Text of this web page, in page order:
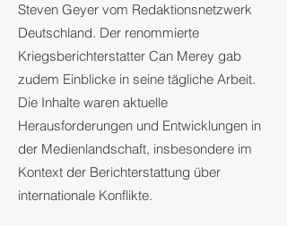
Steven Geyer vom Redaktionsnetzwerk
Deutschland. Der renommierte
Kriegsberichterstatter Can Merey gab
zudem Einblicke in seine tägliche Arbeit.
Die Inhalte waren aktuelle
Herausforderungen und Entwicklungen in
der Medienlandschaft, insbesondere im
Kontext der Berichterstattung über
internationale Konflikte.